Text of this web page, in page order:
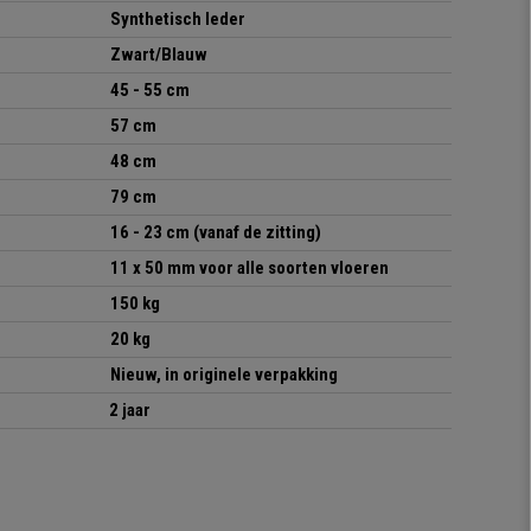
Synthetisch leder
Zwart/Blauw
45 - 55 cm
57 cm
48 cm
79 cm
16 - 23 cm (vanaf de zitting)
11 x 50 mm voor alle soorten vloeren
150 kg
20 kg
Nieuw, in originele verpakking
2 jaar